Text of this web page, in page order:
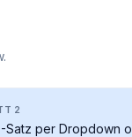
2
Satz per Dropdown